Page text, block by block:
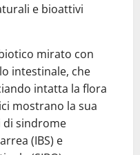
e bioattivi
mirato con
intestinale, che
intatta la flora
mostrano la sua
di sindrome
(IBS) e